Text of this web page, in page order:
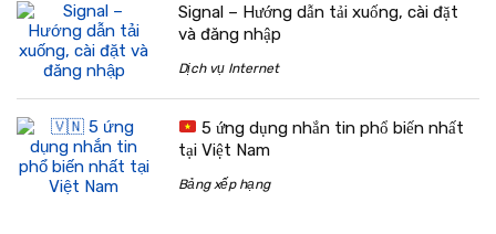
Signal – Hướng dẫn tải xuống, cài đặt
và đăng nhập
Dịch vụ Internet
5 ứng dụng nhắn tin phổ biến nhất
tại Việt Nam
Bảng xếp hạng